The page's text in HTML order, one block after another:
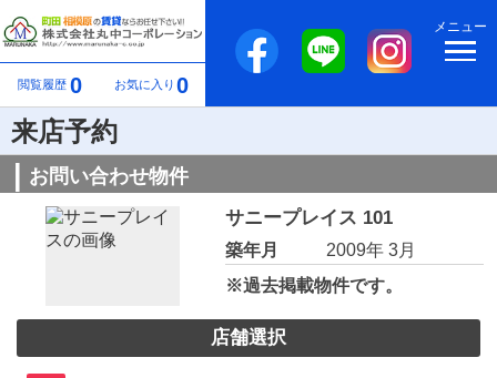
閲覧履歴 0 お気に入り 0
メニュー
来店予約
お問い合わせ物件
サニープレイス 101
築年月
2009年 3月
※過去掲載物件です。
店舗選択